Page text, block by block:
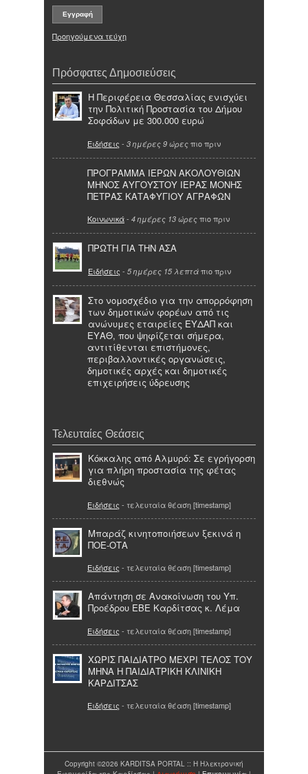
Προηγούμενα τεύχη
Πρόσφατες Δημοσιεύσεις
Η Περιφέρεια Θεσσαλίας ενισχύει
την Πολιτική Προστασία του Δήμου
Σοφάδων με 300.000 ευρώ
Ειδήσεις - 3 ημέρες 9 ώρες πιο πριν
ΠΡΟΓΡΑΜΜΑ ΙΕΡΩΝ ΑΚΟΛΟΥΘΙΩΝ
ΜΗΝΟΣ ΑΥΓΟΥΣΤΟΥ ΙΕΡΑΣ ΜΟΝΗΣ
ΠΕΤΡΑΣ ΚΑΤΑΦΥΓΙΟΥ ΑΓΡΑΦΩΝ
Κοινωνικά- 4 ημέρες 13 ώρες πιο πριν
ΠΡΩΤΗ ΓΙΑ ΤΗΝ ΑΣΑ
Ειδήσεις - 5 ημέρες 15 λεπτά πιο πριν
Στο νομοσχέδιο για την απορρόφηση
των δημοτικών φορέων από τις
ανώνυμες εταιρείες ΕΥΔΑΠ και
ΕΥΑΘ, που ψηφίζεται σήμερα,
αντιτίθενται επιστήμονες,
περιβαλλοντικές οργανώσεις,
δημοτικές αρχές και δημοτικές
επιχειρήσεις ύδρευσης
Τελευταίες Θεάσεις
Κόκκαλης από Αλμυρό: Σε εγρήγορση
για πλήρη προστασία της φέτας
διεθνώς
Ειδήσεις - τελευταία θέαση [timestamp]
Μπαράζ κινητοποιήσεων ξεκινά η
ΠΟΕ-ΟΤΑ
Ειδήσεις - τελευταία θέαση [timestamp]
Απάντηση σε Ανακοίνωση του Υπ.
Προέδρου ΕΒΕ Καρδίτσας κ. Λέμα
Ειδήσεις - τελευταία θέαση [timestamp]
ΧΩΡΙΣ ΠΑΙΔΙΑΤΡΟ ΜΕΧΡΙ ΤΕΛΟΣ ΤΟΥ
ΜΗΝΑ Η ΠΑΙΔΙΑΤΡΙΚΗ ΚΛΙΝΙΚΗ
ΚΑΡΔΙΤΣΑΣ
Ειδήσεις - τελευταία θέαση [timestamp]
Copyright ©2026 KARDITSA PORTAL :: Η Ηλεκτρονική